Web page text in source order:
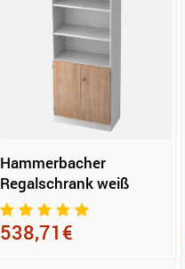
Hammerbacher
Regalschrank weiß
538,71€